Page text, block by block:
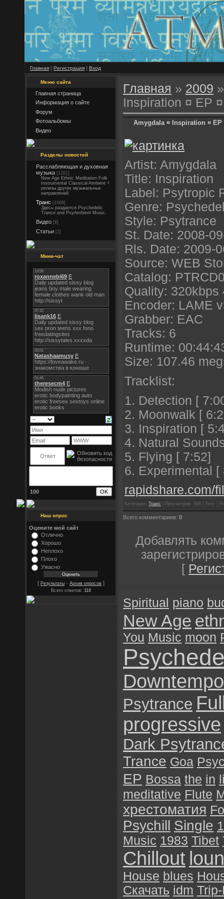
Главная | Регистрация | Вход
Меню сайта
Главная страница
Информация о сайте
Форум
Фотоальбомы
Видео
Разделы новостей
Расслабляющая и духовная
музыка [1261]
New Age Ethnic Meditation Folk
Instrumental Classical Ambient +
релизы других музыкальных
направлений
Транс [1669]
Здесь раздается Psychedelic
Trance and PsyAmbient Music.
Видео [8]
Статьи [2]
Мини-чат
100
Наш опрос
Оцените мой сайт
Отлично
Хорошо
Неплохо
Плохо
Ужасно
[ Результаты · Архив опросов ]
Всего ответов: 110
Главная » 2009 »
Inspiration ¤ EP
Amygdala ¤ Inspiration ¤ EP
Artist: Amygdala
Title: Inspiration
Label: Psytropic
Genre:
Style: Psytrance
St. Date: 2008-
Rls. Date: 2009-
Source: WEB
Catalog:
Quality: 320kbps
Encoder: LAME
Grabber: EAC
Tracks: 6
Runtime:
Size: 107.46
Tracklist:
1. Detection [
2. Moonwalk [
3. Inspiration [
4. Natural
5. Flying [ 7:52]
6. Experimental [
rapidshare.com/
Категория: Транс | Просмотров: 498 | Теги: |
Всего комментариев: 0
Добавлять
[
Spiritual piano
New Age
You Music moon
Downtempo
Psytrance
progressive
Dark
Trance Goa
EP Bossa the in
meditative Flute
хрестоматия
Psychill Single
Music 1983 Tibet
Chillout
House blues
Скачать idm